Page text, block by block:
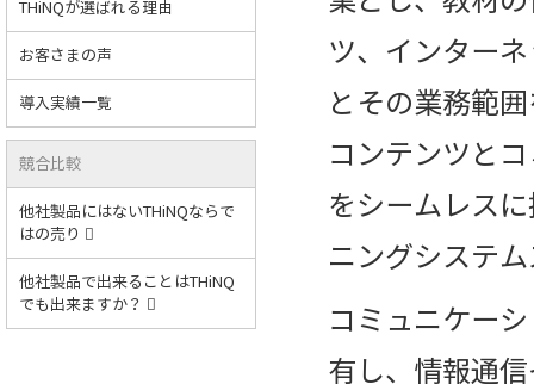
ツ、インター
とその業務範
コンテンツと
をシームレス
ニングシステ
コミュニケー
有し、情報通
THiNQが選ばれる理由
お客さまの声
導入実績一覧
競合比較
他社製品にはないTHiNQならで
はの売り
他社製品で出来ることはTHiNQ
でも出来ますか？